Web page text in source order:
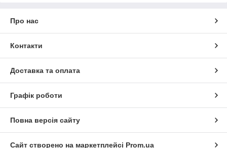
Про нас
Контакти
Доставка та оплата
Графік роботи
Повна версія сайту
Сайт створено на маркетплейсі Prom.ua